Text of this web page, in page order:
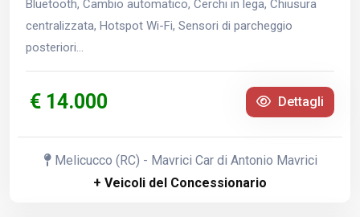
Bluetooth, Cambio automatico, Cerchi in lega, Chiusura
centralizzata, Hotspot Wi-Fi, Sensori di parcheggio
posteriori...
€ 14.000 Dettagli
Melicucco (RC) - Mavrici Car di Antonio Mavrici
+ Veicoli del Concessionario